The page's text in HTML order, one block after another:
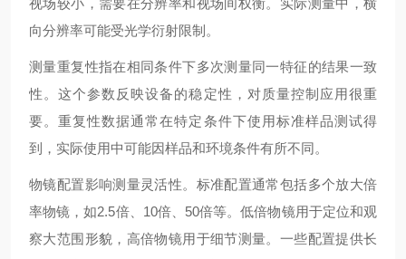
视场较小，需要在分辨率和视场间权衡。实际测量中，横
向分辨率可能受光学衍射限制。
测量重复性指在相同条件下多次测量同一特征的结果一致
性。这个参数反映设备的稳定性，对质量控制应用很重
要。重复性数据通常在特定条件下使用标准样品测试得
到，实际使用中可能因样品和环境条件有所不同。
物镜配置影响测量灵活性。标准配置通常包括多个放大倍
率物镜，如2.5倍、10倍、50倍等。低倍物镜用于定位和观
察大范围形貌，高倍物镜用于细节测量。一些配置提供长